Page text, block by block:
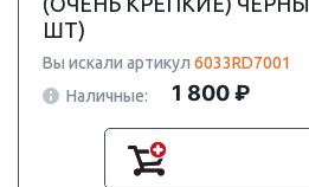
ШТ)
Вы искали артикул 6033RD7001
Наличные:
1 800 ₽